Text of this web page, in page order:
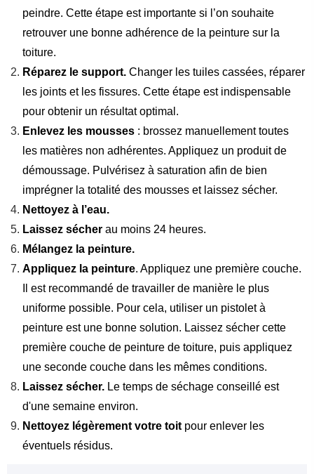
peindre. Cette étape est importante si l’on souhaite
retrouver une bonne adhérence de la peinture sur la
toiture.
Réparez le support. Changer les tuiles cassées, réparer
les joints et les fissures. Cette étape est indispensable
pour obtenir un résultat optimal.
Enlevez les mousses : brossez manuellement toutes
les matières non adhérentes. Appliquez un produit de
démoussage. Pulvérisez à saturation afin de bien
imprégner la totalité des mousses et laissez sécher.
Nettoyez à l’eau.
Laissez sécher au moins 24 heures.
Mélangez la peinture.
Appliquez la peinture. Appliquez une première couche.
Il est recommandé de travailler de manière le plus
uniforme possible. Pour cela, utiliser un pistolet à
peinture est une bonne solution. Laissez sécher cette
première couche de peinture de toiture, puis appliquez
une seconde couche dans les mêmes conditions.
Laissez sécher. Le temps de séchage conseillé est
d'une semaine environ.
Nettoyez légèrement votre toit pour enlever les
éventuels résidus.